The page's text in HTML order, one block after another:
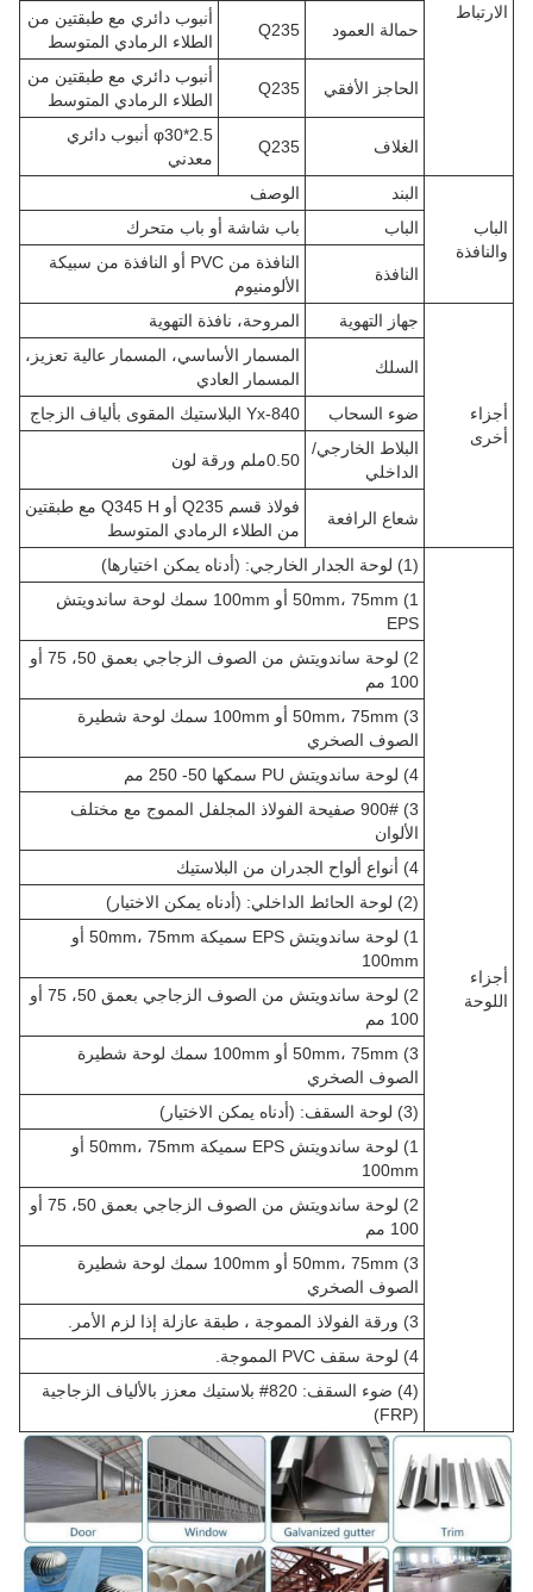
الارتباط
حمالة العمود Q235
أنبوب دائري مع طبقتين من
الطلاء الرمادي المتوسط
الحاجز الأفقي Q235
أنبوب دائري مع طبقتين من
الطلاء الرمادي المتوسط
الغلاف Q235
φ30*2.5 أنبوب دائري
معدني
الباب
والنافذة
البند
الوصف
الباب
باب شاشة أو باب متحرك
النافذة
النافذة من PVC أو النافذة من سبيكة
الألومنيوم
أجزاء
أخرى
جهاز التهوية المروحة، نافذة التهوية
السلك
المسمار الأساسي، المسمار عالية تعزيز،
المسمار العادي
ضوء السحاب
Yx-840 البلاستيك المقوى بألياف الزجاج
البلاط الخارجي/
الداخلي
0.50ملم ورقة لون
شعاع الرافعة
فولاذ قسم Q235 أو Q345 H مع طبقتين
من الطلاء الرمادي المتوسط
أجزاء
اللوحة
(1) لوحة الجدار الخارجي: (أدناه يمكن اختيارها)
1) 50mm، 75mm أو 100mm سمك لوحة ساندويتش
EPS
2) لوحة ساندويتش من الصوف الزجاجي بعمق 50، 75 أو
100 مم
3) 50mm، 75mm أو 100mm سمك لوحة شطيرة
الصوف الصخري
4) لوحة ساندويتش PU سمكها 50- 250 مم
3) 900# صفيحة الفولاذ المجلفل المموج مع مختلف
الألوان
4) أنواع ألواح الجدران من البلاستيك
(2) لوحة الحائط الداخلي: (أدناه يمكن الاختيار)
1) لوحة ساندويتش EPS سميكة 50mm، 75mm أو
100mm
2) لوحة ساندويتش من الصوف الزجاجي بعمق 50، 75 أو
100 مم
3) 50mm، 75mm أو 100mm سمك لوحة شطيرة
الصوف الصخري
(3) لوحة السقف: (أدناه يمكن الاختيار)
1) لوحة ساندويتش EPS سميكة 50mm، 75mm أو
100mm
2) لوحة ساندويتش من الصوف الزجاجي بعمق 50، 75 أو
100 مم
3) 50mm، 75mm أو 100mm سمك لوحة شطيرة
الصوف الصخري
3) ورقة الفولاذ المموجة ، طبقة عازلة إذا لزم الأمر.
4) لوحة سقف PVC المموجة.
(4) ضوء السقف: 820# بلاستيك معزز بالألياف الزجاجية
(FRP)